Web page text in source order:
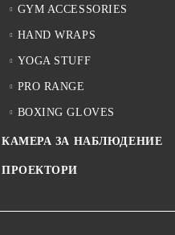
GYM ACCESSORIES
HAND WRAPS
YOGA STUFF
PRO RANGE
BOXING GLOVES
КАМЕРА ЗА НАБЛЮДЕНИЕ
ПРОЕКТОРИ